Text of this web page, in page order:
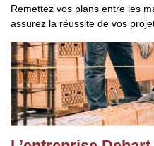
Remettez vos plans entre les
assurez la réussite de vos